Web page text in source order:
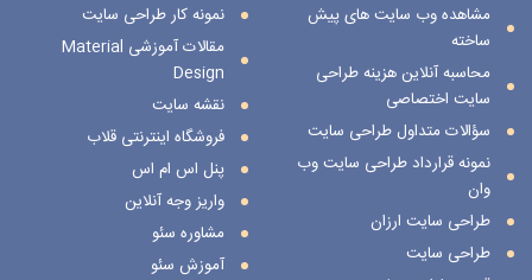
نمونه کار طراحی سایت
مقالات آموزشی Material
Design
نقشه سایت
فروشگاه اینترنتی قلاب
پنل اس ام اس
واریز وجه آنلاین
مشاوره سئو
آموزش سئو
مشاهده وب سایت های پیش
ساخته
محاسبه آنلاین هزینه طراحی
سایت اختصاصی
سؤالات متداول طراحی سایت
نمونه قرارداد طراحی سایت وب
وان
طراحی سایت ارزان
طراحی سایت